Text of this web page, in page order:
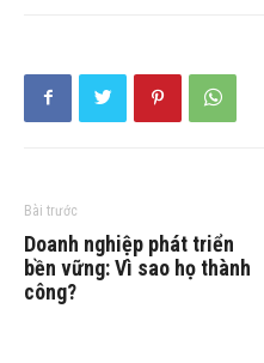
Bài trước
Doanh nghiệp phát triển
bền vững: Vì sao họ thành
công?